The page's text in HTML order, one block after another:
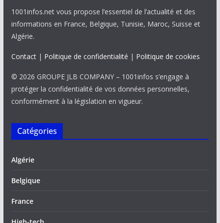
1001infos.net vous propose l’essentiel de l’actualité et des
informations en France, Belgique, Tunisie, Maroc, Suisse et
Algérie.
Contact| Politique de confidentialité | Politique de cookies
© 2026 GROUPE JLB COMPANY – 1001infos s’engage à
protéger la confidentialité de vos données personnelles,
conformément à la législation en vigueur.
Catégories
Algérie
Belgique
France